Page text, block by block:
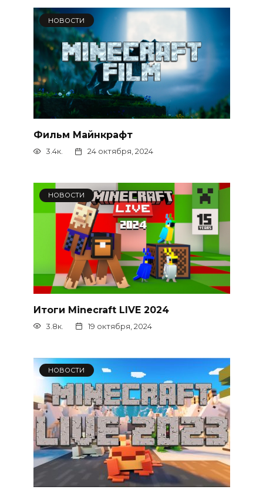
НОВОСТИ
Фильм Майнкрафт
3.4к. 24 октября, 2024
НОВОСТИ
Итоги Minecraft LIVE 2024
3.8к. 19 октября, 2024
НОВОСТИ